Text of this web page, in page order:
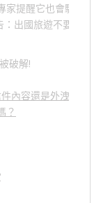
家提醒它也會駭人成
：出國旅遊不要做的
破解!
內容還是外洩？」,
？